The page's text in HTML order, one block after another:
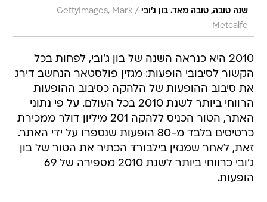
שנה טובה, טובה מאד. בון ג'ובי /
GettyImages, Mark
Metcalfe
2010 היא כנראה השנה של בון ג'ובי, לפחות בכל
הקשור לסיבובי הופעות: מגזין פולסטאר הנחשב דירג
את סיבוב ההופעות של הלהקה כסיבוב ההופעות
הרווחי ביותר לשנת 2010 בכל העולם. על פי נתוני
האתר, הטור הכניס ללהקה 201 מיליון דולר ממכירת
כרטיסים בלבד מ-80 הופעות שנספרו על ידי האתר.
זאת, לאחר שמגזין בילבורד הכתיר את הטור של בון
ג'ובי כרווחי ביותר לשנת 2010 מספירה של 69
הופעות.